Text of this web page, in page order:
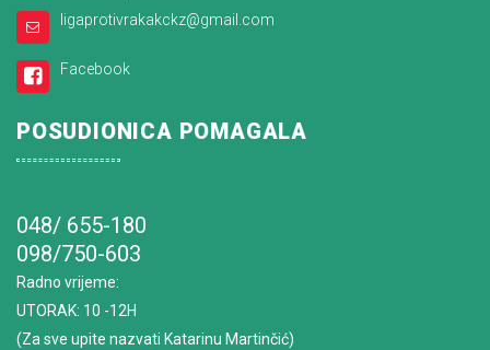
ligaprotivrakakckz@gmail.com
Facebook
POSUDIONICA POMAGALA
048/ 655-180
098/750-603
Radno vrijeme:
UTORAK: 10 -12H
(Za sve upite nazvati Katarinu Martinčić)